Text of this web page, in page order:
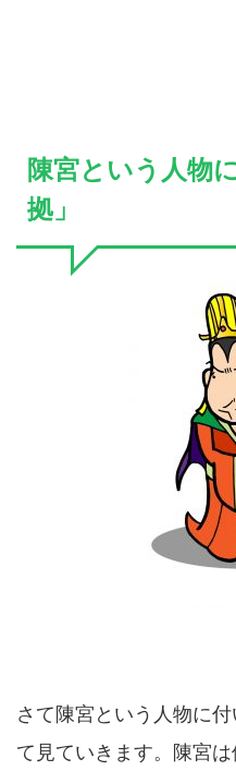
陳宮という人物
拠」
さて陳宮という人物に付
て見ていきます。陳宮